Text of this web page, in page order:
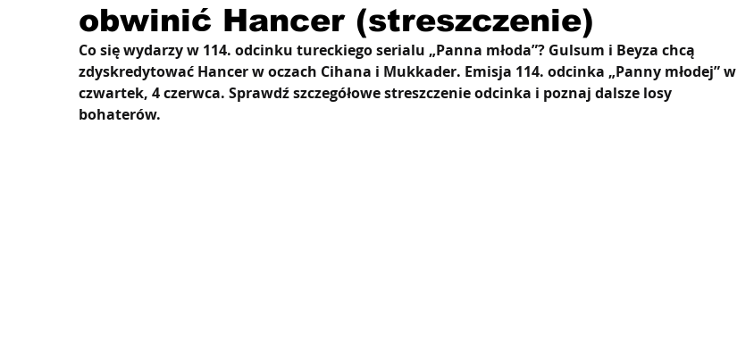
obwinić Hancer (streszczenie)
Co się wydarzy w 114. odcinku tureckiego serialu „Panna młoda”? Gulsum i Beyza chcą
zdyskredytować Hancer w oczach Cihana i Mukkader. Emisja 114. odcinka „Panny młodej” w
czwartek, 4 czerwca. Sprawdź szczegółowe streszczenie odcinka i poznaj dalsze losy
bohaterów.